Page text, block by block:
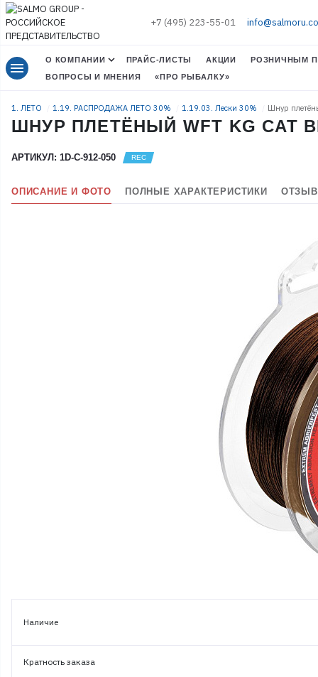
+7 (495) 223-55-01
menu О КОМПАНИИ ПРАЙС-ЛИСТЫ АКЦИИ
РОЗНИЧНЫМ
ВОПРОСЫ И МНЕНИЯ
«ПРО РЫБАЛКУ»
1. ЛЕТО 1.19. РАСПРОДАЖА ЛЕТО 30% 1.19.03. Лески 30% Шнур
ШНУР ПЛЕТЁНЫЙ WFT KG CAT
АРТИКУЛ: 1D-C-912-050
ОПИСАНИЕ И ФОТО ПОЛНЫЕ ХАРАКТЕРИСТИКИ
Наличие
Кратность заказа